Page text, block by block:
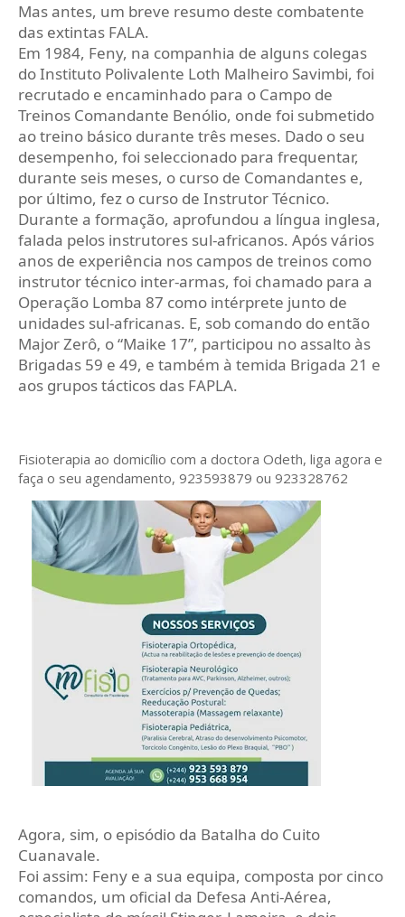
Mas antes, um breve resumo deste combatente
das extintas FALA.
Em 1984, Feny, na companhia de alguns colegas
do Instituto Polivalente Loth Malheiro Savimbi, foi
recrutado e encaminhado para o Campo de
Treinos Comandante Benólio, onde foi submetido
ao treino básico durante três meses. Dado o seu
desempenho, foi seleccionado para frequentar,
durante seis meses, o curso de Comandantes e,
por último, fez o curso de Instrutor Técnico.
Durante a formação, aprofundou a língua inglesa,
falada pelos instrutores sul‑africanos. Após vários
anos de experiência nos campos de treinos como
instrutor técnico inter‑armas, foi chamado para a
Operação Lomba 87 como intérprete junto de
unidades sul‑africanas. E, sob comando do então
Major Zerô, o “Maike 17”, participou no assalto às
Brigadas 59 e 49, e também à temida Brigada 21 e
aos grupos tácticos das FAPLA.
Fisioterapia ao domicílio com a doctora Odeth, liga agora e
faça o seu agendamento, 923593879 ou 923328762
Agora, sim, o episódio da Batalha do Cuito
Cuanavale.
Foi assim: Feny e a sua equipa, composta por cinco
comandos, um oficial da Defesa Anti‑Aérea,